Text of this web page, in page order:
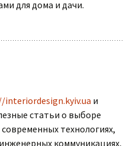
для дома и дачи.
и
статьи о выборе
технологиях,
коммуникациях,